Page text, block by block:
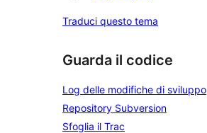
Traduci questo tema
Guarda il codice
Log delle modifiche di sviluppo
Repository Subversion
Sfoglia il Trac